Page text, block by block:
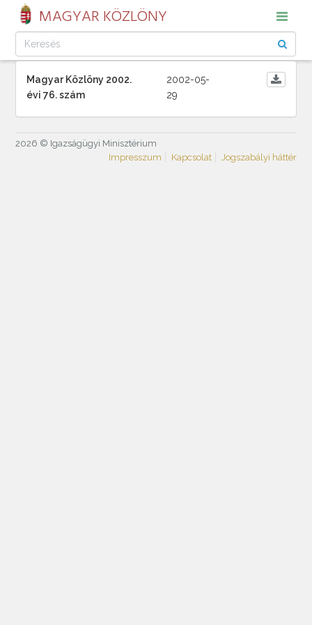
MAGYAR KÖZLÖNY
Magyar Közlöny 2002.
évi 76. szám
2002-05-
29
2026 © Igazságügyi Minisztérium
Impresszum
Kapcsolat Jogszabályi háttér